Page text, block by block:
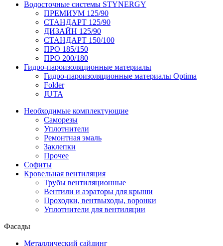
Водосточные системы STYNERGY
ПРЕМИУМ 125/90
СТАНДАРТ 125/90
ДИЗАЙН 125/90
СТАНДАРТ 150/100
ПРО 185/150
ПРО 200/180
Гидро-пароизоляционные материалы
Гидро-пароизоляционные материалы Optima
Folder
JUTA
Необходимые комплектующие
Саморезы
Уплотнители
Ремонтная эмаль
Заклепки
Прочее
Софиты
Кровельная вентиляция
Трубы вентиляционные
Вентили и аэраторы для крыши
Проходки, вентвыходы, воронки
Уплотнители для вентиляции
Фасады
Металлический сайдинг